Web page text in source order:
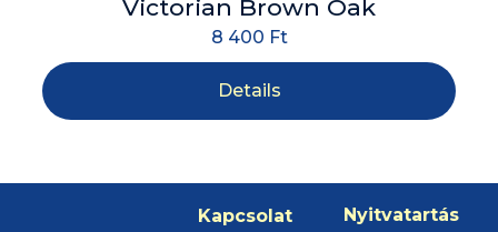
Victorian Brown Oak
8 400 Ft
Details
Kapcsolat Nyitvatartás